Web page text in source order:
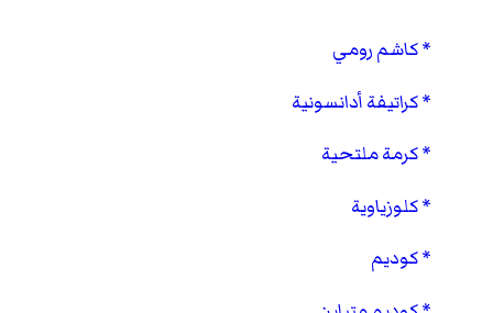
كاشم رومي
كراتيفة أدانسونية
كرمة ملتحية
كلوزياوية
كوديم